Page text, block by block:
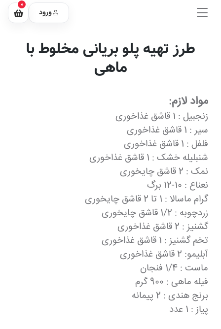
ورود
0
طرز تهیه پلو بریانی مخلوط با
ماهی
مواد لازم:
زنجبیل : 1 قاشق غذاخوری
سیر : 1 قاشق غذاخوری
فلفل : 1 قاشق غذاخوری
شنبلیله خشک : 1 قاشق غذاخوری
نمک : 2 قاشق چایخوری
نعناع : 10-12 برگ
گرام ماسالا : 1 تا 2 قاشق چایخوری
زردچوبه : 1/2 قاشق چایخوری
گشنیز : 2 قاشق غذاخوری
تخم گشنیز : 1 قاشق غذاخوری
آبلیمو: 2 قاشق غذاخوری
ماست : 1/4 فنجان
فیله ماهی : 900 گرم
برنج هندی : 2 پیمانه
پیاز : 1 عدد